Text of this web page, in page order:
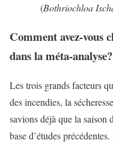
(Bothriochloa
Comment avez-vous
dans la méta-analyse?
Les trois grands facteurs
des incendies, la
savions déjà que la saison
base d’études